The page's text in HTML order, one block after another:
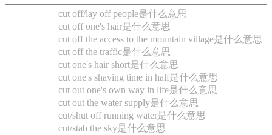
cut off/lay off people是什么意思
cut off one's hair是什么意思
cut off the access to the mountain village是什么意思
cut off the traffic是什么意思
cut one's hair short是什么意思
cut one's shaving time in half是什么意思
cut out one's own way in life是什么意思
cut out the water supply是什么意思
cut/shut off running water是什么意思
cut/stab the sky是什么意思